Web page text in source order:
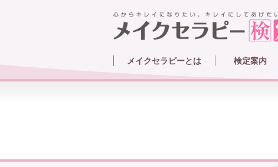
メイクセラピーとは
メイクセラピーとは
メイクセラピーのカウンセリング例
メイクアップ技法
メイクセラピー体験クイズ
メイクアップ参考例
検定案内
メイクセラピ
試験内容
学習方法と試
受験者データ